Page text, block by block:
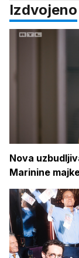
Izdvojeno
Nova
Marinine